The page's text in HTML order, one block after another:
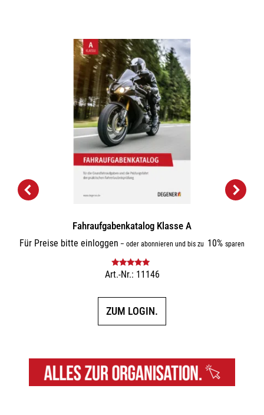
Fahraufgabenkatalog Klasse A
Für Preise bitte einloggen – oder abonnieren und bis zu 10% sparen
Bewertet mit
Art.-Nr.: 11146
ZUM LOGIN.